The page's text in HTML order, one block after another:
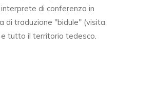
di conferenza in
di traduzione "bidule" (visita
tutto il territorio tedesco.